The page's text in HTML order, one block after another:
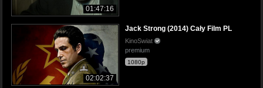
01:47:16
02:02:37
Jack Strong (2014) Cały Film PL
KinoSwiat
premium
1080p